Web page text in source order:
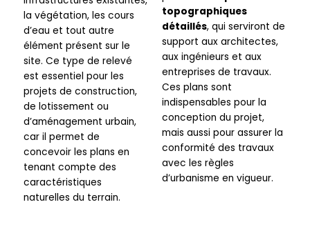
la végétation, les cours
d’eau et tout autre
élément présent sur le
site. Ce type de relevé
est essentiel pour les
projets de construction,
de lotissement ou
d’aménagement urbain,
car il permet de
concevoir les plans en
tenant compte des
caractéristiques
naturelles du terrain.
topographiques
détaillés, qui serviront de
support aux architectes,
aux ingénieurs et aux
entreprises de travaux.
Ces plans sont
indispensables pour la
conception du projet,
mais aussi pour assurer la
conformité des travaux
avec les règles
d’urbanisme en vigueur.